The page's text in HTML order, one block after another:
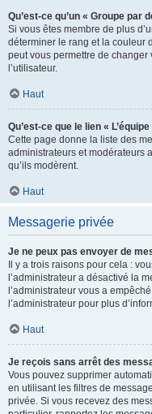
Qu’est-ce qu’un « Groupe par
Si vous êtes membre de plus
déterminer le rang et la couleur
peut vous permettre de
l’utilisateur.
Haut
Qu’est-ce que le lien «
Cette page donne la liste des
administrateurs et modérateurs
qu’ils modèrent.
Haut
Messagerie privée
Je ne peux pas envoyer de
Il y a trois raisons pour cela :
l’administrateur a désactivé la
l’administrateur vous a
l’administrateur pour plus
Haut
Je reçois sans arrêt des
Vous pouvez supprimer
en utilisant les filtres de
privée. Si vous recevez des